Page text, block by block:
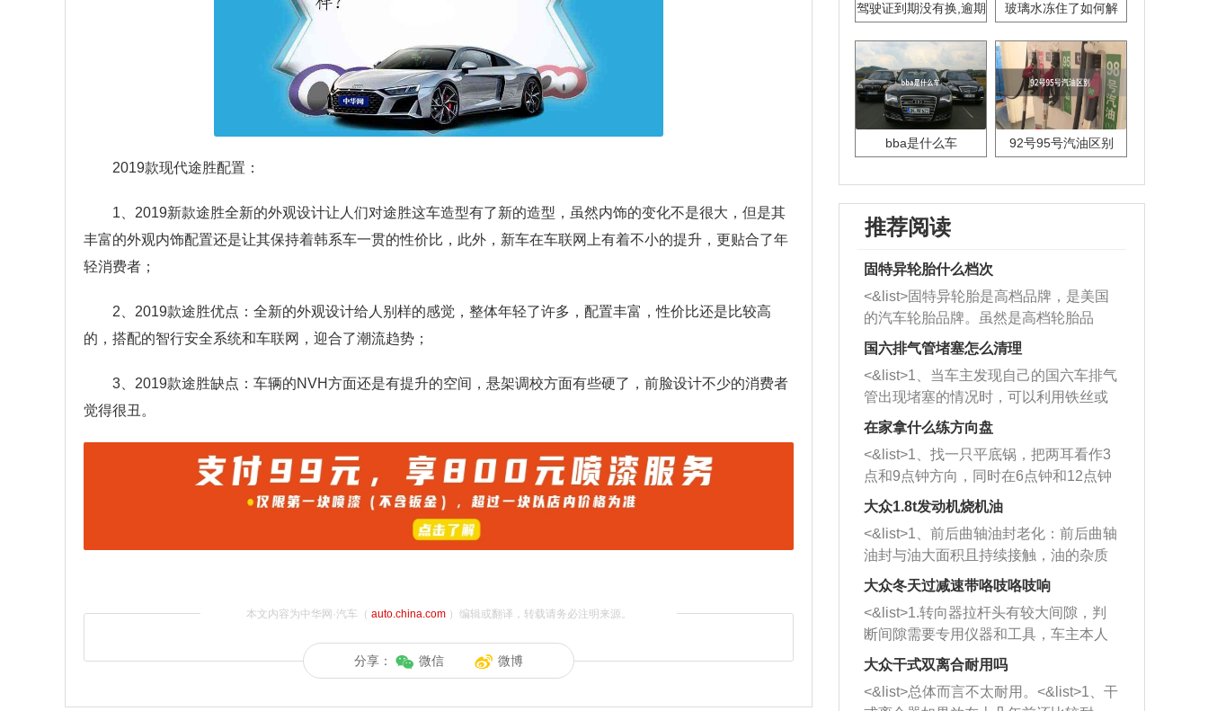
2019款现代途胜配置：
1、2019新款途胜全新的外观设计让人们对途胜这车造型有了新的造型，虽然内饰的变化不是很大，但是其
丰富的外观内饰配置还是让其保持着韩系车一贯的性价比，此外，新车在车联网上有着不小的提升，更贴合了年
轻消费者；
2、2019款途胜优点：全新的外观设计给人别样的感觉，整体年轻了许多，配置丰富，性价比还是比较高
的，搭配的智行安全系统和车联网，迎合了潮流趋势；
3、2019款途胜缺点：车辆的NVH方面还是有提升的空间，悬架调校方面有些硬了，前脸设计不少的消费者
觉得很丑。
本文内容为中华网·汽车（ auto.china.com）编辑或翻译，转载请务必注明来源。
分享： 微信 微博
驾驶证到期没有换,逾期
玻璃水冻住了如何解
bba是什么车 92号95号汽油区别
推荐阅读
固特异轮胎什么档次
<&list>固特异轮胎是高档品牌，是美国
的汽车轮胎品牌。虽然是高档轮胎品
牌，但是中高低端的轮胎都有生产，这
也是为了更好的开拓市场。
国六排气管堵塞怎么清理
<&list>1、当车主发现自己的国六车排气
管出现堵塞的情况时，可以利用铁丝或
者是细棍，直接将杂物给取出来，如果
堵塞情况比较严重，也可以采取应急措
施。 <&list>2、直接利用木棍将所有的
杂物推到排气管里面的位置处，然后将
三元催化器拆解开，就可以将堵塞的东
西取出来。但如果是因为积碳过多引起
的堵塞，就需要将三元催化器泡在草酸
洗剂对堵塞的情况得到解决，将清洗剂
放在燃油箱中，与燃油混合后，车辆启
动时，就可以和汽油一起进入到燃烧
室，最后形成废气排出，就可以让三元
催化器得到清洗，排气管堵塞的情况就
能够得到解决。
在家拿什么练方向盘
<&list>1、找一只平底锅，把两耳看作3
点和9点钟方向，同时在6点钟和12点钟
方向做一个标记。 <&list>2、双手握住
一圈半的练习，往右同样也要打相同的
圈数。 <&list>3、最后强调要反复练
习，这样就可以形成肌肉记忆，在真实
驾驶车辆时，不需要记忆也能打好方
向。
大众1.8t发动机烧机油
<&list>1、前后曲轴油封老化：前后曲轴
油封与油大面积且持续接触，油的杂质
和发动机内持续温度变化使其密封效果
逐渐减弱，导致渗油或漏油。<&list>2、
活塞间隙过大：积碳会使活塞环与缸体
的间隙扩大，导致机油流入燃烧室中，
造成烧机油。<&list>3、机油粘度。使用
机油粘度过小的话，同样会有烧机油现
象，机油粘度过小具有很好的流动性，
大众冬天过减速带咯吱咯吱响
<&list>1.转向器拉杆头有较大间隙，判
断间隙需要专用仪器和工具，车主本人
无法制作，需要将车辆送到修理厂或4s
店；<&list>2.车辆半轴套管防尘罩破
裂，破裂后会出现漏油现象，使半轴磨
大众干式双离合耐用吗
<&list>总体而言不太耐用。<&list>1、干